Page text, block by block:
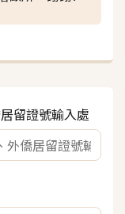
留證號輸入處